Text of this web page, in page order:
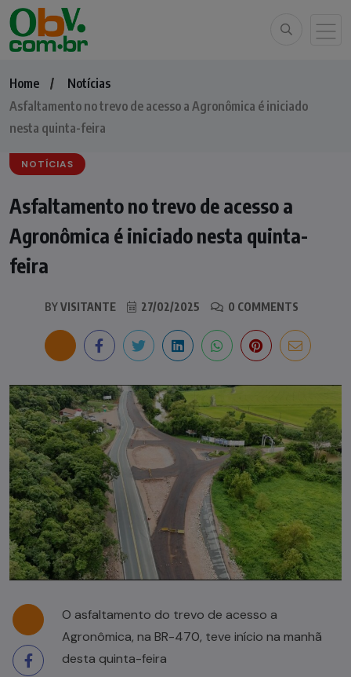
Home
Notícias
Asfaltamento no trevo de acesso a Agronômica é iniciado
nesta quinta-feira
NOTÍCIAS
Asfaltamento no trevo de acesso a
Agronômica é iniciado nesta quinta-
feira
BYVISITANTE 27/02/2025 0 COMMENTS
O asfaltamento do trevo de acesso a
Agronômica, na BR-470, teve início na manhã
desta quinta-feira